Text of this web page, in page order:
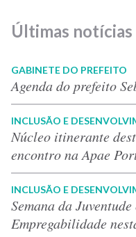
Últimas notícias
GABINETE DO PREFEITO
Agenda do prefeito
INCLUSÃO E
Núcleo itinerante
encontro na Apae
INCLUSÃO E
Semana da
Empregabilidade